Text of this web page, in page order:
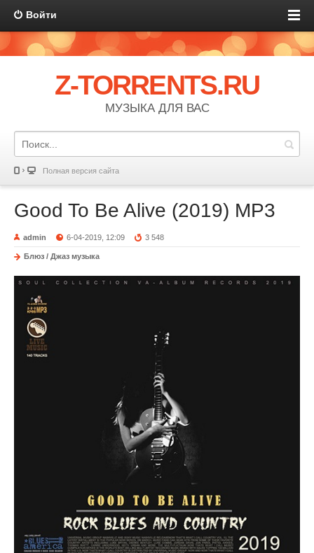
Войти
Z-TORRENTS.RU
МУЗЫКА ДЛЯ ВАС
Полная версия сайта
Good To Be Alive (2019) MP3
admin 6-04-2019, 12:09 3 548
Блюз / Джаз музыка